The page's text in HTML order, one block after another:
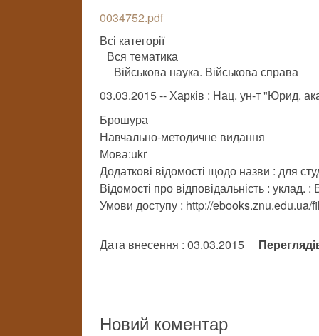
0034752.pdf
Всі категорії
Вся тематика
Військова наука. Військова справа
03.03.2015 -- Харків : Нац. ун-т "Юрид.
Брошура
Навчально-методичне видання
Мова:ukr
Додаткові відомості щодо назви : для
Відомості про відповідальність :
Умови доступу : http://
Дата внесення : 03.03.2015
Новий коментар